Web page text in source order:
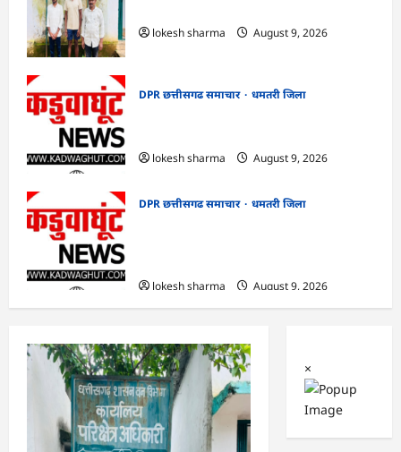
lokesh sharma
August 9, 2026
DPR छत्तीसगढ समाचार
धमतरी जिला
lokesh sharma
August 9, 2026
DPR छत्तीसगढ समाचार
धमतरी जिला
lokesh sharma
August 9, 2026
×